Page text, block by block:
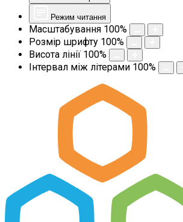
Режим читання
Масштабування 100%
Розмір шрифту 100%
Висота лінії 100%
Інтервал між літерами 100%